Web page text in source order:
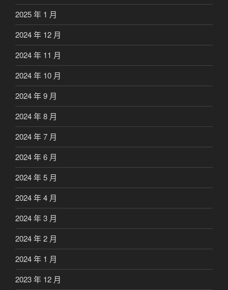
2025 年 1 月
2024 年 12 月
2024 年 11 月
2024 年 10 月
2024 年 9 月
2024 年 8 月
2024 年 7 月
2024 年 6 月
2024 年 5 月
2024 年 4 月
2024 年 3 月
2024 年 2 月
2024 年 1 月
2023 年 12 月